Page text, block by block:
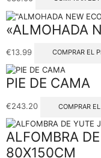
«ALMOHADA
€13.99 COMPRAR EL
PIE DE CAMA
€243.20 COMPRAR
ALFOMBRA
80X150CM